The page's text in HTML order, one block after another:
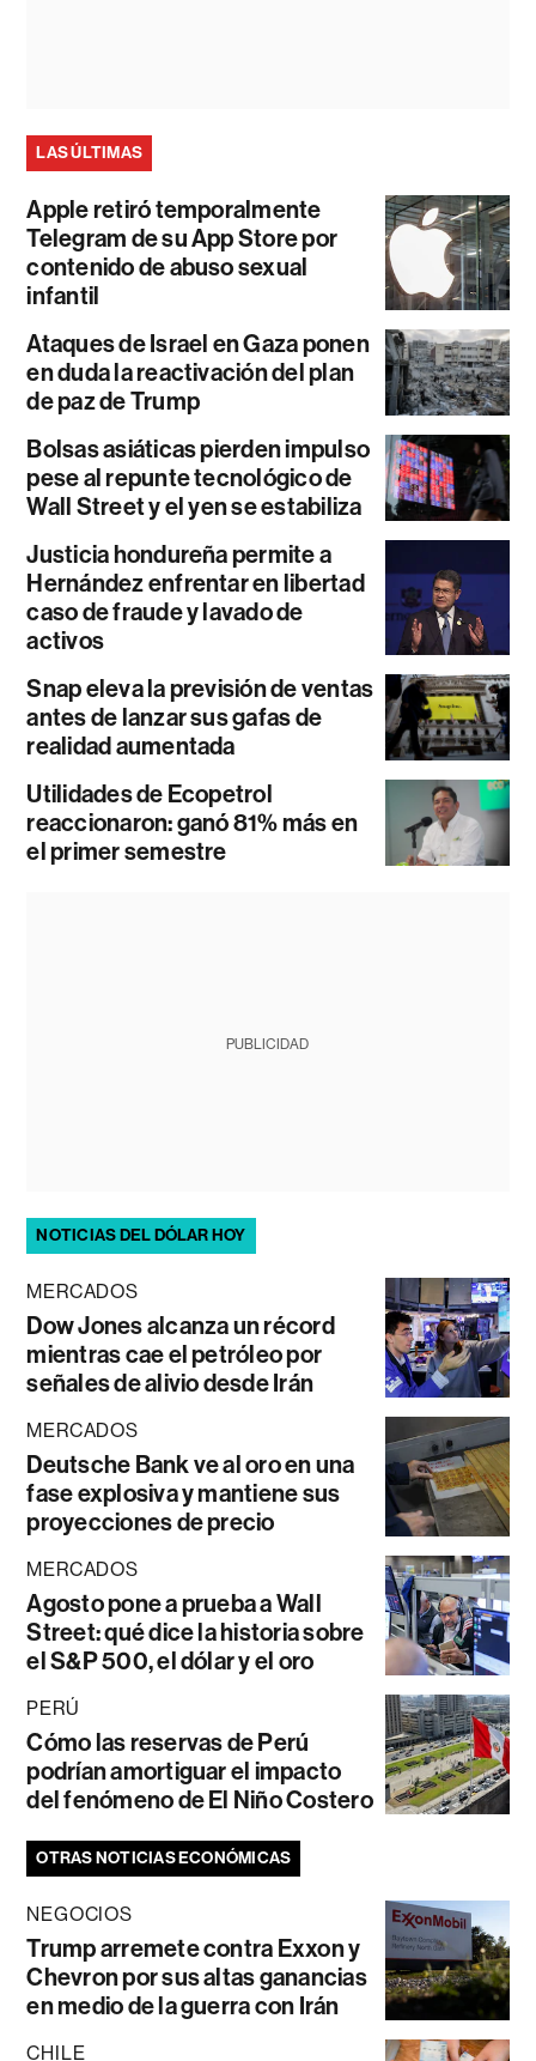
LAS ÚLTIMAS
Apple retiró temporalmente
Telegram de su App Store por
contenido de abuso sexual
infantil
Ataques de Israel en Gaza ponen
en duda la reactivación del plan
de paz de Trump
Bolsas asiáticas pierden impulso
pese al repunte tecnológico de
Wall Street y el yen se estabiliza
Justicia hondureña permite a
Hernández enfrentar en libertad
caso de fraude y lavado de
activos
Snap eleva la previsión de ventas
antes de lanzar sus gafas de
realidad aumentada
Utilidades de Ecopetrol
reaccionaron: ganó 81% más en
el primer semestre
PUBLICIDAD
NOTICIAS DEL DÓLAR HOY
MERCADOS
Dow Jones alcanza un récord
mientras cae el petróleo por
señales de alivio desde Irán
MERCADOS
Deutsche Bank ve al oro en una
fase explosiva y mantiene sus
proyecciones de precio
MERCADOS
Agosto pone a prueba a Wall
Street: qué dice la historia sobre
el S&P 500, el dólar y el oro
PERÚ
Cómo las reservas de Perú
podrían amortiguar el impacto
del fenómeno de El Niño Costero
OTRAS NOTICIAS ECONÓMICAS
NEGOCIOS
Trump arremete contra Exxon y
Chevron por sus altas ganancias
en medio de la guerra con Irán
CHILE